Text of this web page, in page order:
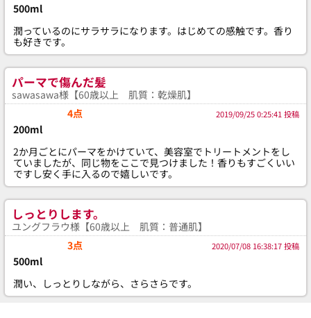
500ml
潤っているのにサラサラになります。はじめての感触です。香り
も好きです。
パーマで傷んだ髪
sawasawa様【60歳以上 肌質：乾燥肌】
4点
2019/09/25 0:25:41 投稿
200ml
2か月ごとにパーマをかけていて、美容室でトリートメントをし
ていましたが、同じ物をここで見つけました！香りもすごくいい
ですし安く手に入るので嬉しいです。
しっとりします。
ユングフラウ様【60歳以上 肌質：普通肌】
3点
2020/07/08 16:38:17 投稿
500ml
潤い、しっとりしながら、さらさらです。